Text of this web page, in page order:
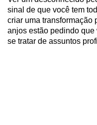
sinal de que você tem
criar uma transformação
anjos estão pedindo
se tratar de assuntos